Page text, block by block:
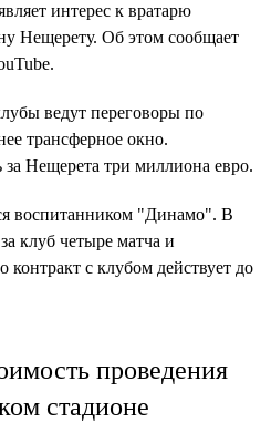
интерес к вратарю
Нещерету. Об этом сообщает
ведут переговоры по
трансферное окно.
Нещерета три миллиона евро.
воспитанником "Динамо". В
клуб четыре матча и
с клубом действует до
проведения
стадионе